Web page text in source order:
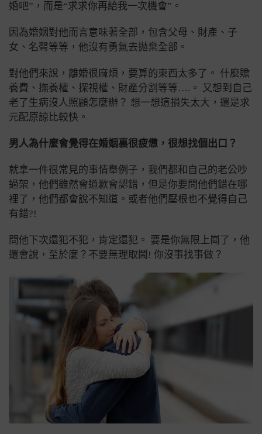
婚吧”，而是“求求你再給我一次機會”。
因為婚姻對他而言意味著全部，包含父母、財產、子
女、名聲等等，他沒有勇氣去拋棄全部。
對他們來說，離婚很麻煩，要算的東西太多了。 什麼贍
養費、撫養權、探視權、財產分割等等….。 又想到自己
老了生病沒人照顧怎麼辦？ 想一想這損失太大，還是求
元配原諒比較快。
男人為什麼會覺得在婚姻裏很疲憊，很想找個出口？
就拿一件很常見的事情舉例子，我們都和自己的老公吵
過架，他們雖然會道歉會認錯，但是你要問他們錯在哪
裡了，他們都會說不知道。或者他們壓根也不覺得自己
有錯?!
問他下次還犯不犯，肯定還犯。 要是你無限上崗了，他
還會說，至於麼？不要無理取鬧! 你沒事找事做？